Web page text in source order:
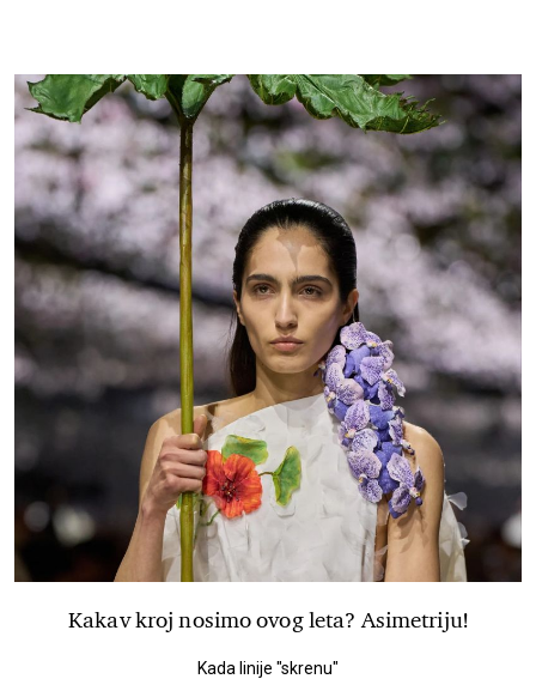
Kakav kroj nosimo ovog leta? Asimetriju!
Kada linije "skrenu"